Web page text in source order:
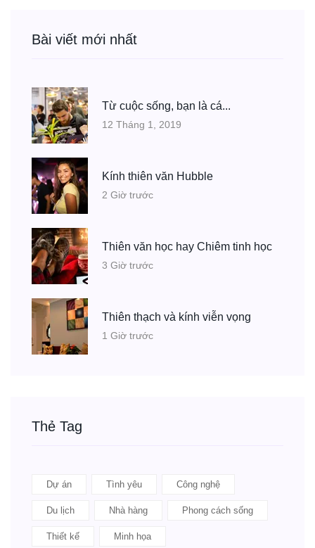
Bài viết mới nhất
Từ cuộc sống, bạn là cá...
12 Tháng 1, 2019
Kính thiên văn Hubble
2 Giờ trước
Thiên văn học hay Chiêm tinh học
3 Giờ trước
Thiên thạch và kính viễn vọng
1 Giờ trước
Thẻ Tag
Dự án Tình yêu Công nghệ
Du lịch Nhà hàng Phong cách sống
Thiết kế Minh họa